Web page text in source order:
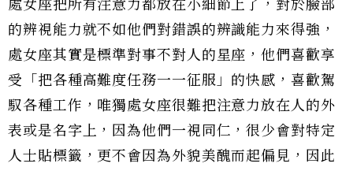
處女座把所有注意力都放在小細節上了，對於臉部
的辨視能力就不如他們對錯誤的辨識能力來得強，
處女座其實是標準對事不對人的星座，他們喜歡享
受「把各種高難度任務一一征服」的快感，喜歡駕
馭各種工作，唯獨處女座很難把注意力放在人的外
表或是名字上，因為他們一視同仁，很少會對特定
人士貼標籤，更不會因為外貌美醜而起偏見，因此